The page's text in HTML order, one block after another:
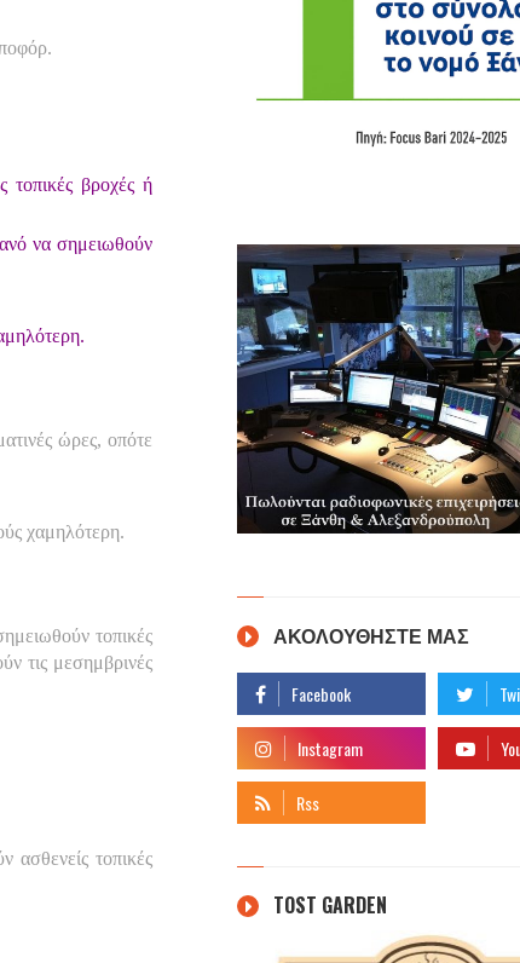
τοπικές βροχές ή
να σημειωθούν
ώρες, οπότε
χαμηλότερη.
τοπικές
τις μεσημβρινές
ασθενείς τοπικές
ΑΚΟΛΟΥΘΗΣΤΕ ΜΑΣ
TOST GARDEN